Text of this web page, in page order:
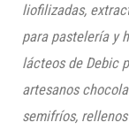
liofilizadas,
para pastelería y
lácteos de Debic
artesanos
semifríos,